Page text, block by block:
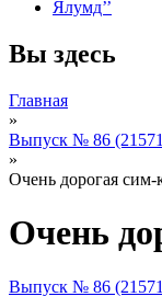
Ялумд’’
Вы здесь
Главная
»
Выпуск № 86
»
Очень дорогая сим-
Очень
Выпуск № 86